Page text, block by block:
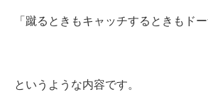
「蹴るときもキャッチするときもド
というような内容です。